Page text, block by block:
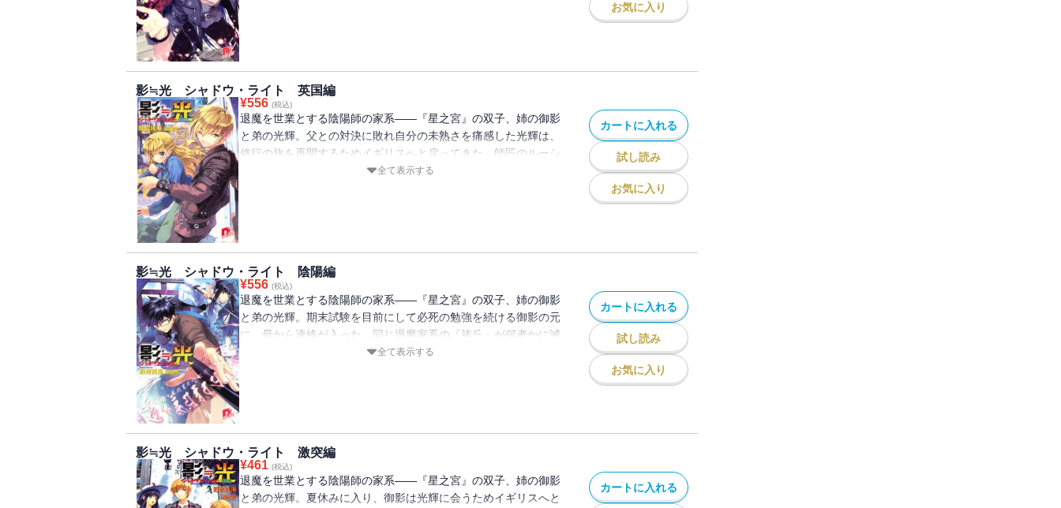
お気に入り
影≒光 シャドウ・ライト 英国編
¥556 (税込)
退魔を世業とする陰陽師の家系――『星之宮』の双子、姉の御影
と弟の光輝。父との対決に敗れ自分の未熟さを痛感した光輝は、
修行の旅を再開するためイギリスへと戻ってきた。師匠のルーシ
ーは光輝の覇気の無い様子を気にしつつも、旅の資金を稼ぐた
全て表示する
カートに入れる
試し読み
お気に入り
影≒光 シャドウ・ライト 陰陽編
¥556 (税込)
退魔を世業とする陰陽師の家系――『星之宮』の双子、姉の御影
と弟の光輝。期末試験を目前にして必死の勉強を続ける御影の元
に、母から連絡が入った。同じ退魔家系の『祷丘』が何者かに滅
ぼされ、『星之宮』に退魔の代行と犯人討伐の依頼がきていると
全て表示する
カートに入れる
試し読み
お気に入り
影≒光 シャドウ・ライト 激突編
¥461 (税込)
退魔を世業とする陰陽師の家系――『星之宮』の双子、姉の御影
と弟の光輝。夏休みに入り、御影は光輝に会うためイギリスへと
カートに入れる